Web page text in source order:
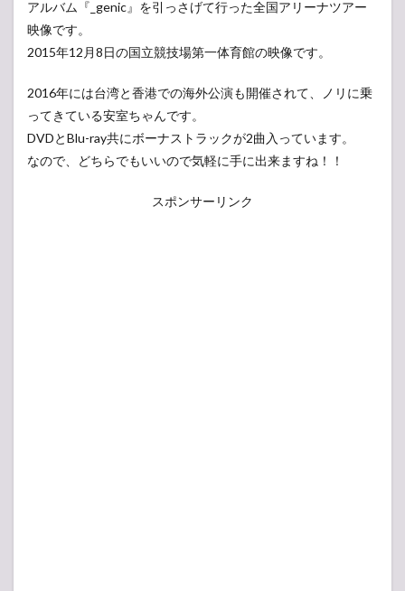
アルバム『_genic』を引っさげて行った全国アリーナツアー
映像です。
2015年12月8日の国立競技場第一体育館の映像です。
2016年には台湾と香港での海外公演も開催されて、ノリに乗
ってきている安室ちゃんです。
DVDとBlu-ray共にボーナストラックが2曲入っています。
なので、どちらでもいいので気軽に手に出来ますね！！
スポンサーリンク